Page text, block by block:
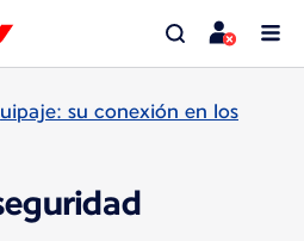
su conexión en los